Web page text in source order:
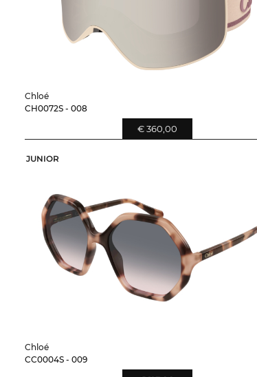
Chloé
CH0072S - 008
€ 360,00
JUNIOR
Chloé
CC0004S - 009